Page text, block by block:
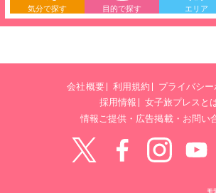
気分で探す 目的で探す エリア
会社概要 利用規約
プライバシ
採用情報
女子旅プレスと
情報ご提供・広告掲載・お問い